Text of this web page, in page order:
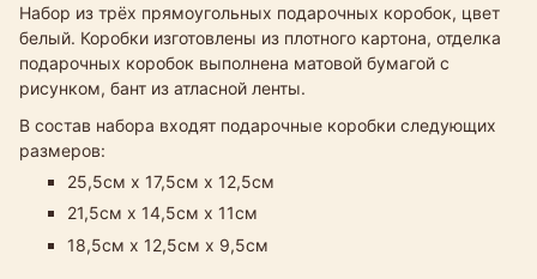
Набор из трёх прямоугольных подарочных коробок, цвет
белый. Коробки изготовлены из плотного картона, отделка
подарочных коробок выполнена матовой бумагой с
рисунком, бант из атласной ленты.
В состав набора входят подарочные коробки следующих
размеров:
25,5см х 17,5см х 12,5см
21,5см х 14,5см х 11см
18,5см х 12,5см х 9,5см